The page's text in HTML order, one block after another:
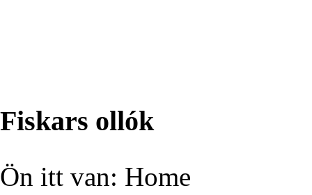
Fiskars ollók
Ön itt van: Home